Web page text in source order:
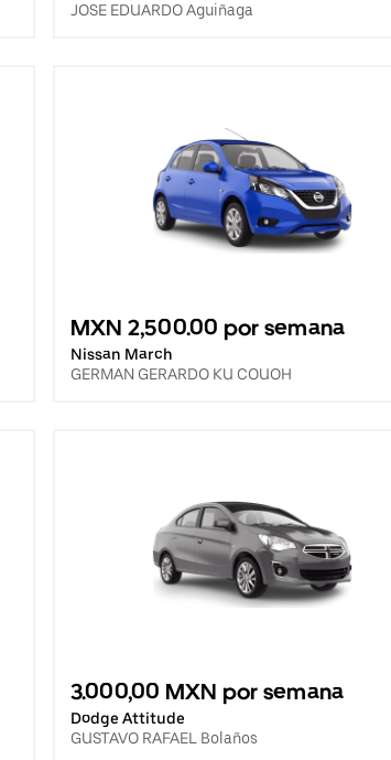
JOSE EDUARDO Aguiñaga
MXN 2,500.00 por semana
Nissan March
GERMAN GERARDO KU COUOH
3.000,00 MXN por semana
Dodge Attitude
GUSTAVO RAFAEL Bolaños